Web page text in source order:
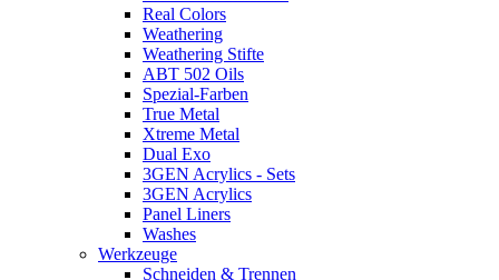
Real Colors
Weathering
Weathering Stifte
ABT 502 Oils
Spezial-Farben
True Metal
Xtreme Metal
Dual Exo
3GEN Acrylics - Sets
3GEN Acrylics
Panel Liners
Washes
Werkzeuge
Schneiden & Trennen